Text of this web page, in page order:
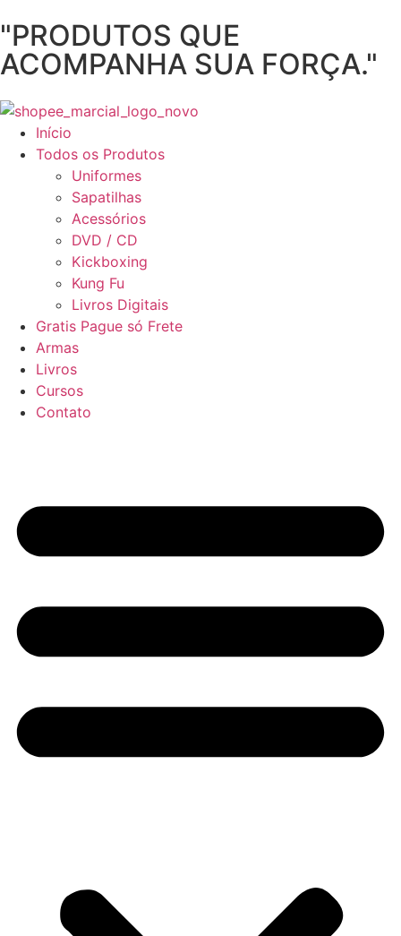
"PRODUTOS QUE
ACOMPANHA SUA FORÇA."
Início
Todos os Produtos
Uniformes
Sapatilhas
Acessórios
DVD / CD
Kickboxing
Kung Fu
Livros Digitais
Gratis Pague só Frete
Armas
Livros
Cursos
Contato